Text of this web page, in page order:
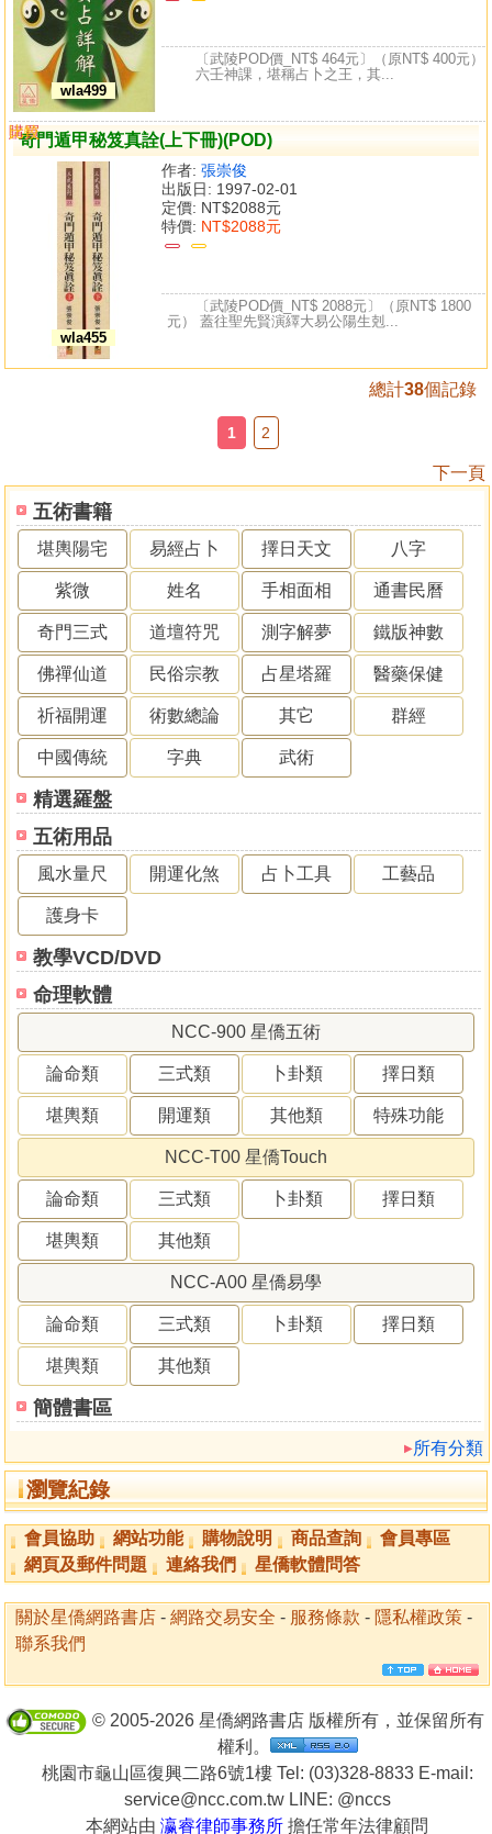
五術書籍
堪輿陽宅 易經占卜 擇日天文 八字
紫微 姓名 手相面相 通書民曆
奇門三式 道壇符咒 測字解夢 鐵版神數
佛禪仙道 民俗宗教 占星塔羅 醫藥保健
祈福開運 術數總論 其它 群經
中國傳統 字典 武術
精選羅盤
五術用品
風水量尺 開運化煞 占卜工具 工藝品
護身卡
教學VCD/DVD
命理軟體
NCC-900 星僑五術
論命類 三式類 卜卦類 擇日類
堪輿類 開運類 其他類 特殊功能
NCC-T00 星僑Touch
論命類 三式類 卜卦類 擇日類
堪輿類 其他類
NCC-A00 星僑易學
論命類 三式類 卜卦類 擇日類
堪輿類 其他類
簡體書區
所有分類
瀏覽紀錄
wla499
〔武陵POD價_NT$ 464元〕（原NT$ 400元）
六壬神課，堪稱占卜之王，其...
奇門遁甲秘笈真詮(上下冊)(POD)
wla455
作者: 張崇俊
出版日: 1997-02-01
定價: NT$2088元
特價: NT$2088元
購買
比較
〔武陵POD價_NT$ 2088元〕（原NT$ 1800
元） 蓋往聖先賢演繹大易公陽生剋...
總計38個記錄
1 2
下一頁
會員協助 網站功能 購物說明 商品查詢
會員專區
網頁及郵件問題
連絡我們 星僑軟體問答
關於星僑網路書店 - 網路交易安全 - 服務條款 - 隱私權政策 -
聯系我們
© 2005-2026 星僑網路書店 版權所有，並保留所有
權利。
桃園市龜山區復興二路6號1樓 Tel: (03)328-8833 E-mail:
service@ncc.com.tw LINE: @nccs
本網站由 瀛睿律師事務所 擔任常年法律顧問